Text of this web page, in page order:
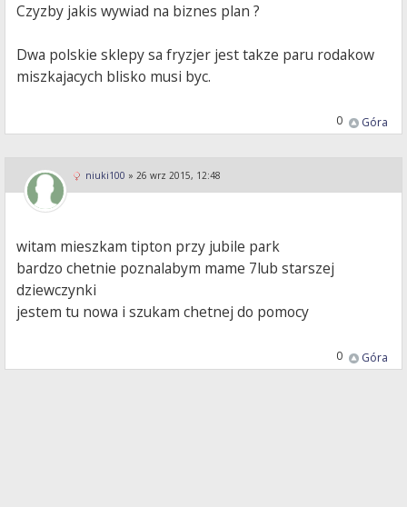
Czyzby jakis wywiad na biznes plan ?
Dwa polskie sklepy sa fryzjer jest takze paru rodakow
miszkajacych blisko musi byc.
Góra
0
niuki100 » 26 wrz 2015, 12:48
witam mieszkam tipton przy jubile park
bardzo chetnie poznalabym mame 7lub starszej
dziewczynki
jestem tu nowa i szukam chetnej do pomocy
Góra
0